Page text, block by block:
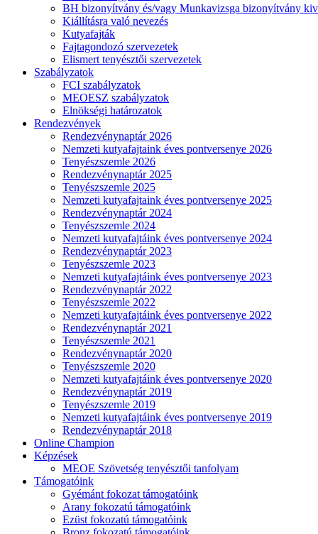
BH bizonyítvány és/vagy Munkavizsga bizonyítvány
Kiállításra való nevezés
Kutyafajták
Fajtagondozó szervezetek
Elismert tenyésztői szervezetek
Szabályzatok
FCI szabályzatok
MEOESZ szabályzatok
Elnökségi határozatok
Rendezvények
Rendezvénynaptár 2026
Nemzeti kutyafajtaink éves pontversenye 2026
Tenyészszemle 2026
Rendezvénynaptár 2025
Tenyészszemle 2025
Nemzeti kutyafajtaink éves pontversenye 2025
Rendezvénynaptár 2024
Tenyészszemle 2024
Nemzeti kutyafajtáink éves pontversenye 2024
Rendezvénynaptár 2023
Tenyészszemle 2023
Nemzeti kutyafajtáink éves pontversenye 2023
Rendezvénynaptár 2022
Tenyészszemle 2022
Nemzeti kutyafajtáink éves pontversenye 2022
Rendezvénynaptár 2021
Tenyészszemle 2021
Rendezvénynaptár 2020
Tenyészszemle 2020
Nemzeti kutyafajtáink éves pontversenye 2020
Rendezvénynaptár 2019
Tenyészszemle 2019
Nemzeti kutyafajtáink éves pontversenye 2019
Rendezvénynaptár 2018
Online Champion
Képzések
MEOE Szövetség tenyésztői tanfolyam
Támogatóink
Gyémánt fokozat támogatóink
Arany fokozatú támogatóink
Ezüst fokozatú támogatóink